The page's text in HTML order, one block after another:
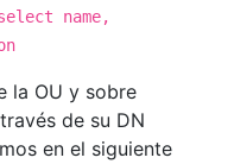
name,
la OU y sobre
de su DN
en el siguiente